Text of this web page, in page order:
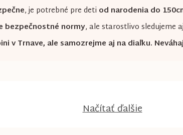
, je potrebné pre deti od narodenia do
bezpečnostné normy, ale starostlivo sledujeme aj
v Trnave, ale samozrejme aj na diaľku.
Načítať ďalšie